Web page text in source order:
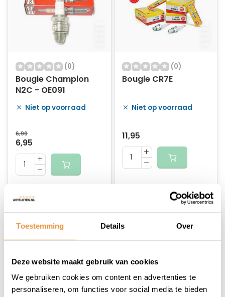
Toestemming Details Over
Deze website maakt gebruik van cookies
We gebruiken cookies om content en advertenties te
personaliseren, om functies voor social media te bieden
(0)
Bougie Champion
N2C - OE091
Niet op voorraad
6,90
6,95
(0)
Bougie CR7E
Niet op voorraad
11,95
(0)
Bougie Iridium
(0)
Bougie Iridium BR8EIX